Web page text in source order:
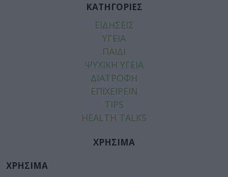
ΚΑΤΗΓΟΡΙΕΣ
ΕΙΔΗΣΕΙΣ
ΥΓΕΙΑ
ΠΑΙΔΙ
ΨΥΧΙΚΗ ΥΓΕΙΑ
ΔΙΑΤΡΟΦΗ
ΕΠΙΧΕΙΡΕΙΝ
TIPS
HEALTH TALKS
ΧΡΗΣΙΜΑ
ΧΡΗΣΙΜΑ